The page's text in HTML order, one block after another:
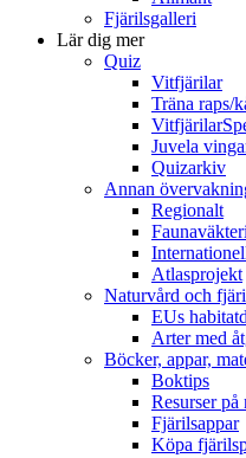
Fjärilsgalleri
Lär dig mer
Quiz
Vitfjärilar
Träna raps/
Juvela
Quizarkiv
Annan
Regionalt
Faunaväkteri
Atlasprojekt
Naturvård och
EUs
Arter med
Böcker, appar,
Boktips
Resurser på
Fjärilsappar
Köpa